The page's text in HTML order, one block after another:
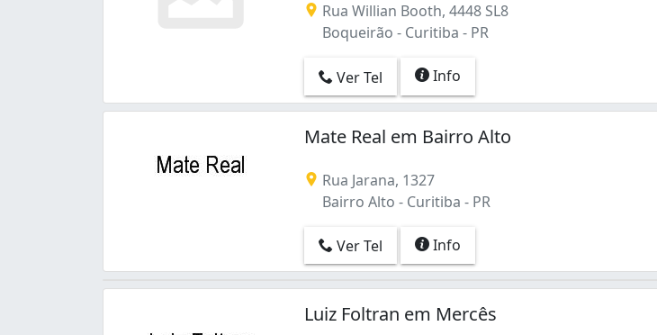
Rua Willian Booth, 4448 SL8
Boqueirão - Curitiba - PR
Ver Tel Info
Mate Real em Bairro Alto
Rua Jarana, 1327
Bairro Alto - Curitiba - PR
Ver Tel Info
Luiz Foltran em Mercês